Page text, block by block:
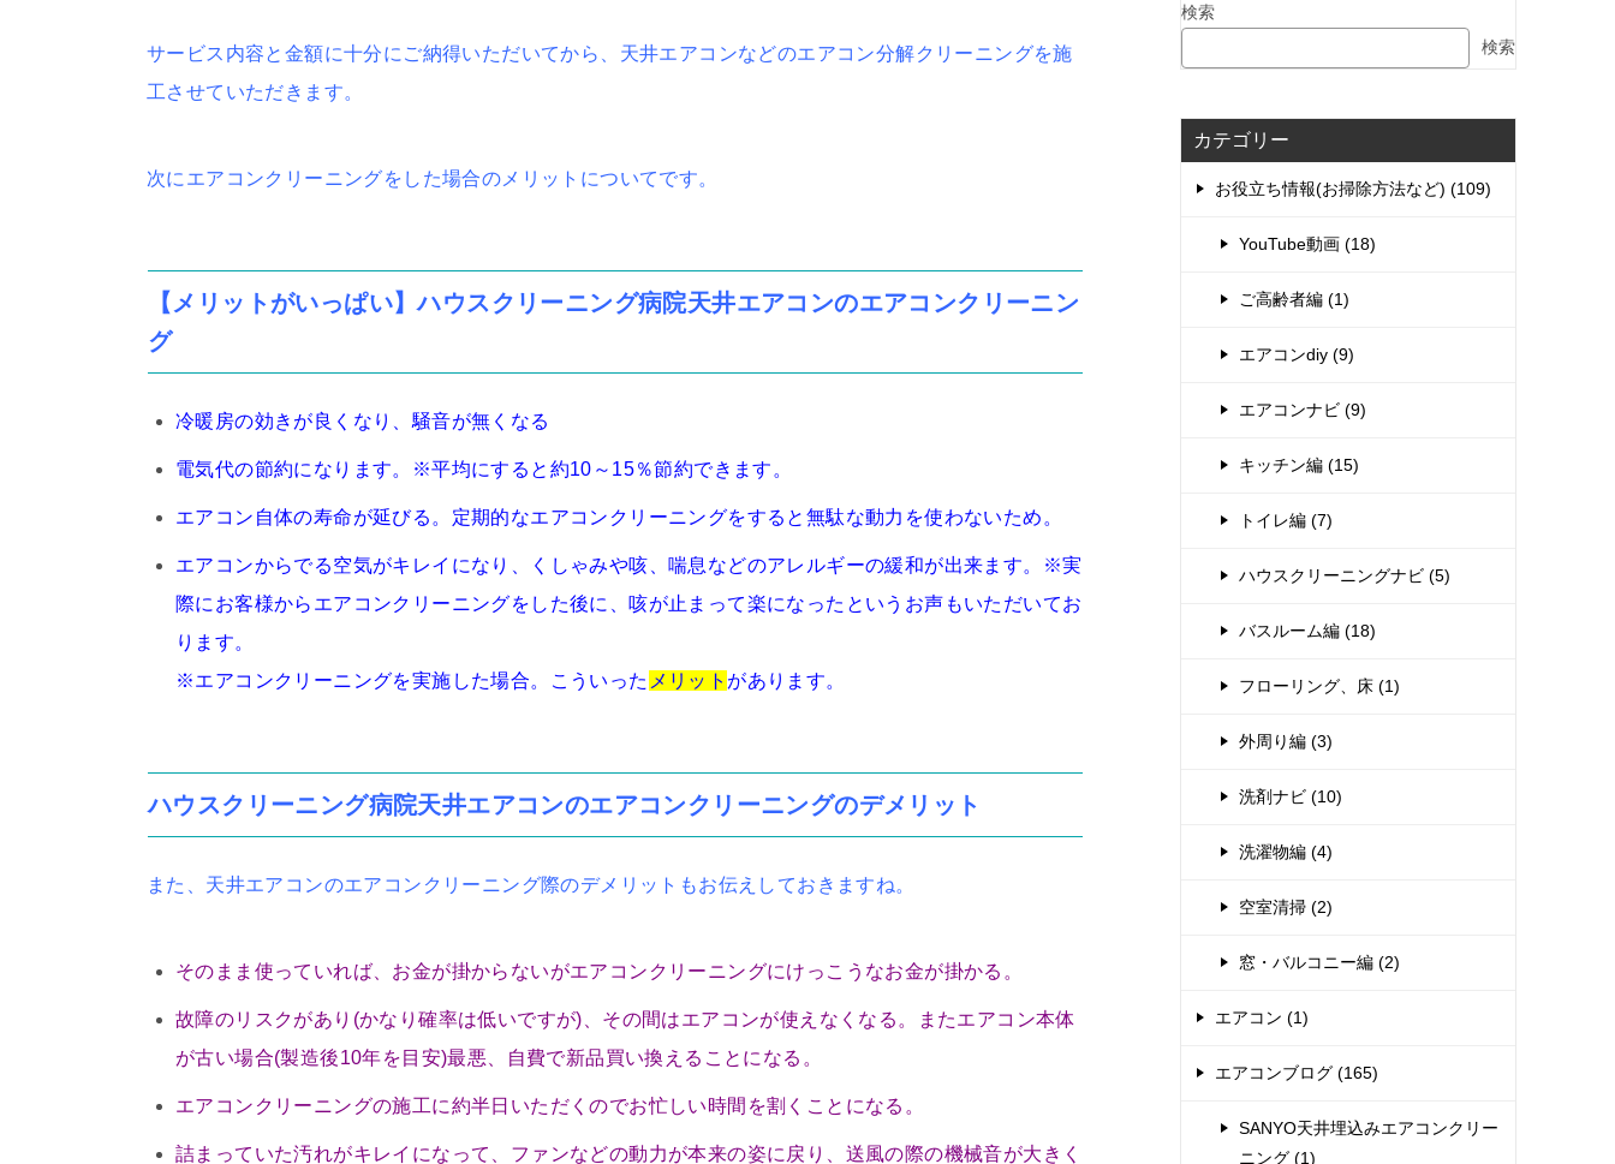
サービス内容と金額に十分にご納得いただいてから、天井エアコンなどのエアコン分解クリーニングを施
工させていただきます。
次にエアコンクリーニングをした場合のメリットについてです。
【メリットがいっぱい】ハウスクリーニング病院天井エアコンのエアコンクリーニン
グ
冷暖房の効きが良くなり、騒音が無くなる
電気代の節約になります。※平均にすると約10～15％節約できます。
エアコン自体の寿命が延びる。定期的なエアコンクリーニングをすると無駄な動力を使わないため。
エアコンからでる空気がキレイになり、くしゃみや咳、喘息などのアレルギーの緩和が出来ます。※実
際にお客様からエアコンクリーニングをした後に、咳が止まって楽になったというお声もいただいてお
ります。
※エアコンクリーニングを実施した場合。こういった メリット があります。
ハウスクリーニング病院天井エアコンのエアコンクリーニングのデメリット
また、天井エアコンのエアコンクリーニング際のデメリットもお伝えしておきますね。
そのまま使っていれば、お金が掛からないがエアコンクリーニングにけっこうなお金が掛かる。
故障のリスクがあり(かなり確率は低いですが)、その間はエアコンが使えなくなる。またエアコン本体
が古い場合(製造後10年を目安)最悪、自費で新品買い換えることになる。
エアコンクリーニングの施工に約半日いただくのでお忙しい時間を割くことになる。
詰まっていた汚れがキレイになって、ファンなどの動力が本来の姿に戻り、送風の際の機械音が大きく
検索
検索
カテゴリー
お役立ち情報(お掃除方法など) (109)
YouTube動画 (18)
ご高齢者編 (1)
エアコンdiy (9)
エアコンナビ (9)
キッチン編 (15)
トイレ編 (7)
ハウスクリーニングナビ (5)
バスルーム編 (18)
フローリング、床 (1)
外周り編 (3)
洗剤ナビ (10)
洗濯物編 (4)
空室清掃 (2)
窓・バルコニー編 (2)
エアコン (1)
エアコンブログ (165)
SANYO天井埋込みエアコンクリー
ニング (1)